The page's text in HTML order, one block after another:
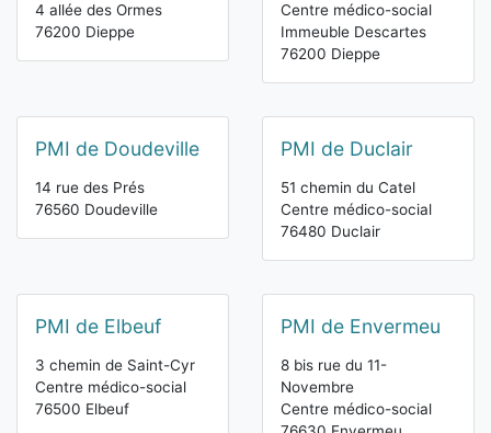
4 allée des Ormes
76200 Dieppe
Centre médico-social
Immeuble Descartes
76200 Dieppe
PMI de Doudeville
14 rue des Prés
76560 Doudeville
PMI de Duclair
51 chemin du Catel
Centre médico-social
76480 Duclair
PMI de Elbeuf
3 chemin de Saint-Cyr
Centre médico-social
76500 Elbeuf
PMI de Envermeu
8 bis rue du 11-
Novembre
Centre médico-social